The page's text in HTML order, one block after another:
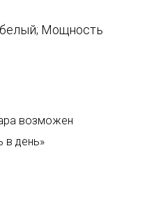
Мощность
возможен
в день»